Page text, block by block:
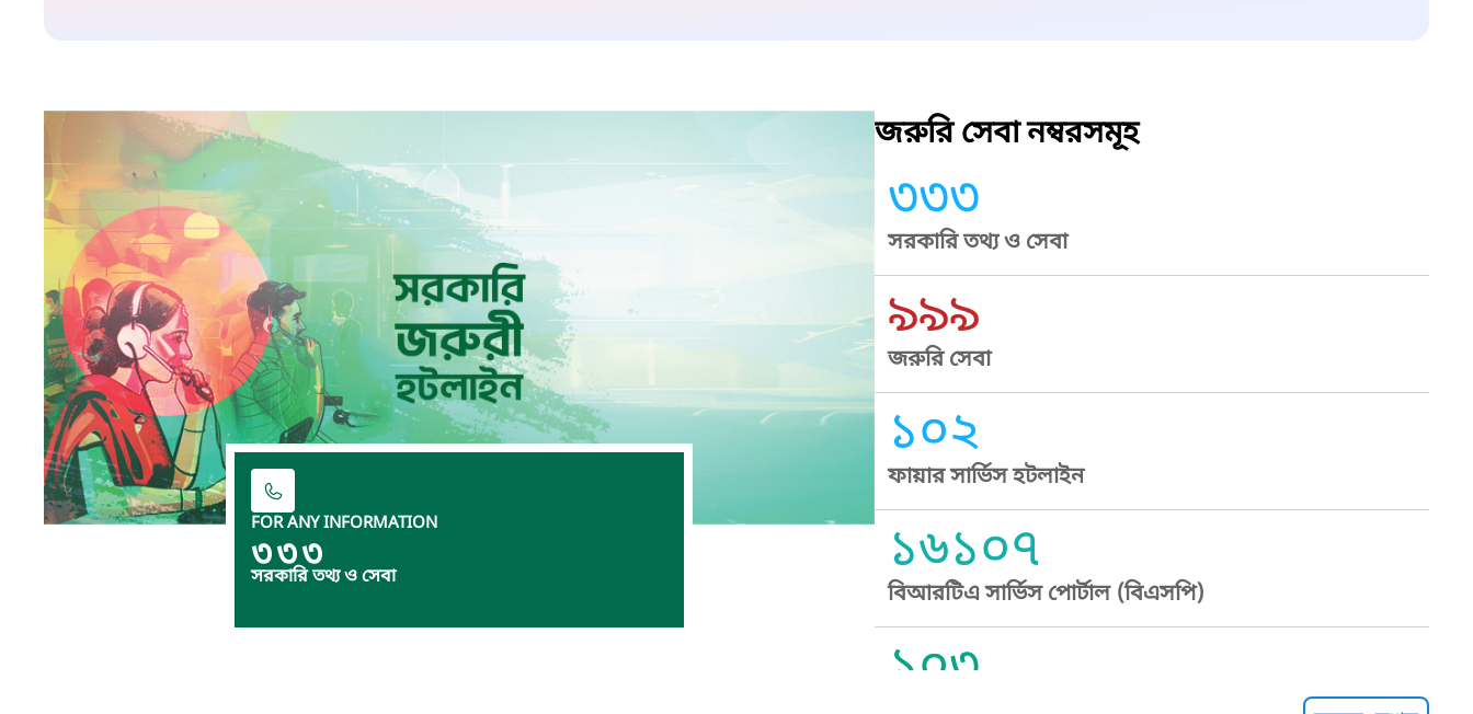
FOR ANY INFORMATION
৩৩৩
সরকারি তথ্য ও সেবা
জরুরি সেবা নম্বরসমূহ
৩৩৩
সরকারি তথ্য ও সেবা
৯৯৯
জরুরি সেবা
১০২
ফায়ার সার্ভিস হটলাইন
১৬১০৭
বিআরটিএ সার্ভিস পোর্টাল (বিএসপি)
১০৩